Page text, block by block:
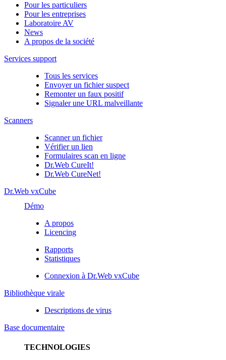
Pour les particuliers
Pour les entreprises
Laboratoire AV
News
A propos de la société
Services support
Tous les services
Envoyer un fichier suspect
Remonter un faux positif
Signaler une URL malveillante
Scanners
Scanner un fichier
Vérifier un lien
Formulaires scan en ligne
Dr.Web CureIt!
Dr.Web CureNet!
Dr.Web vxCube
Démo
A propos
Licencing
Rapports
Statistiques
Connexion à Dr.Web vxCube
Bibliothèque virale
Descriptions de virus
Base documentaire
TECHNOLOGIES